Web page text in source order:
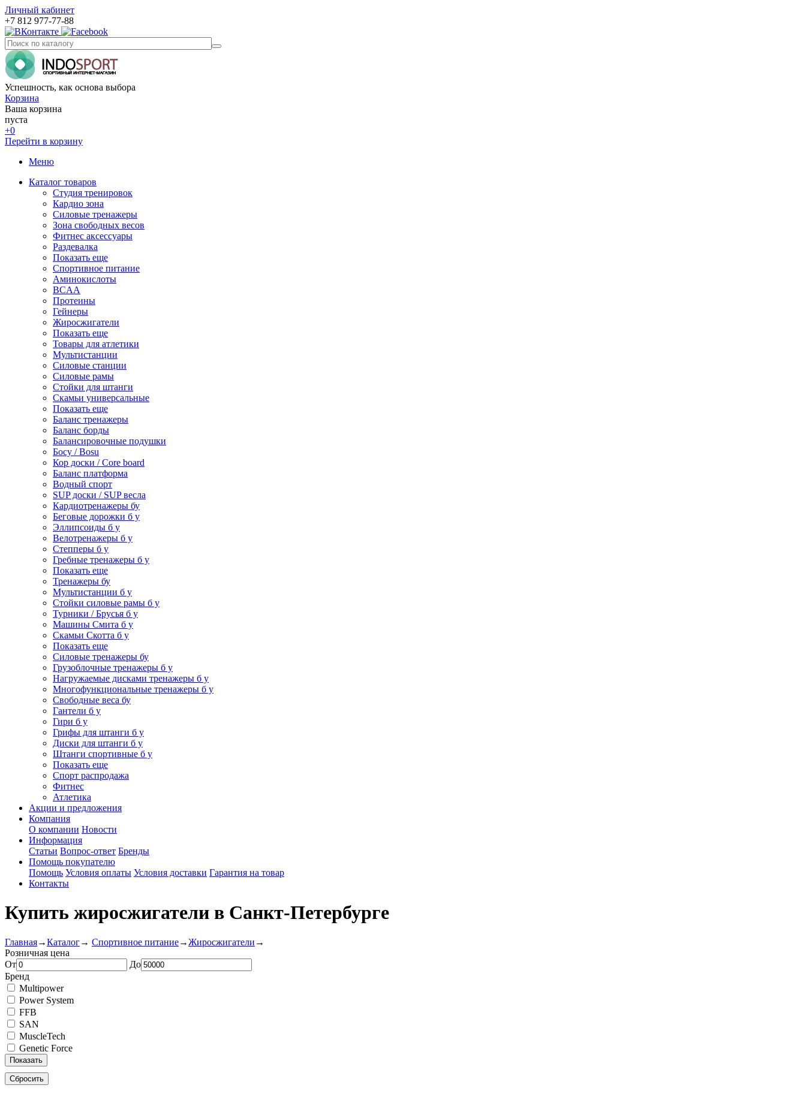
Личный кабинет
+7 812 977-77-88
Успешность, как основа выбора
Корзина
Ваша корзина
пуста
+0
Перейти в корзину
Меню
Каталог товаров
Студия тренировок
Кардио зона
Силовые тренажеры
Зона свободных весов
Фитнес аксессуары
Раздевалка
Показать еще
Спортивное питание
Аминокислоты
BCAA
Протеины
Гейнеры
Жиросжигатели
Показать еще
Товары для атлетики
Мультистанции
Силовые станции
Силовые рамы
Стойки для штанги
Скамьи универсальные
Показать еще
Баланс тренажеры
Баланс борды
Балансировочные подушки
Босу / Bosu
Кор доски / Core board
Баланс платформа
Водный спорт
SUP доски / SUP весла
Кардиотренажеры бу
Беговые дорожки б у
Эллипсоиды б у
Велотренажеры б у
Степперы б у
Гребные тренажеры б у
Показать еще
Тренажеры бу
Мультистанции б у
Стойки силовые рамы б у
Турники / Брусья б у
Машины Смита б у
Скамьи Скотта б у
Показать еще
Силовые тренажеры бу
Грузоблочные тренажеры б у
Нагружаемые дисками тренажеры б у
Многофункциональные тренажеры б у
Свободные веса бу
Гантели б у
Гири б у
Грифы для штанги б у
Диски для штанги б у
Штанги спортивные б у
Показать еще
Спорт распродажа
Фитнес
Атлетика
Акции и предложения
Компания
О компании Новости
Информация
Статьи Вопрос-ответ Бренды
Помощь покупателю
Помощь Условия оплаты Условия доставки Гарантия на товар
Контакты
Купить жиросжигатели в Санкт-Петербурге
Главная→Каталог→ Спортивное питание→Жиросжигатели →
Розничная цена
От
До
Бренд
Multipower
Power System
FFB
SAN
MuscleTech
Genetic Force
Показать
Сбросить